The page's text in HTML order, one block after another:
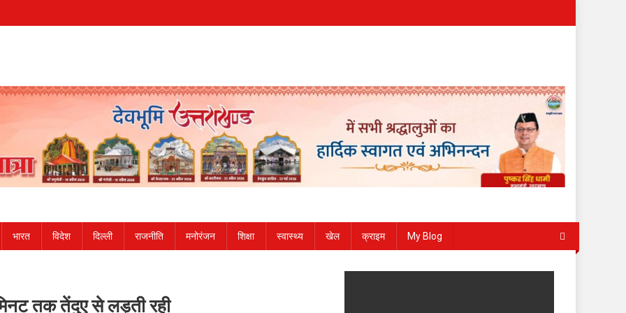
भारत विदेश दिल्ली राजनीति मनोरंजन शिक्षा स्वास्थ्य खेल क्राइम My Blog
तक तेंदुए से लड़ती रही